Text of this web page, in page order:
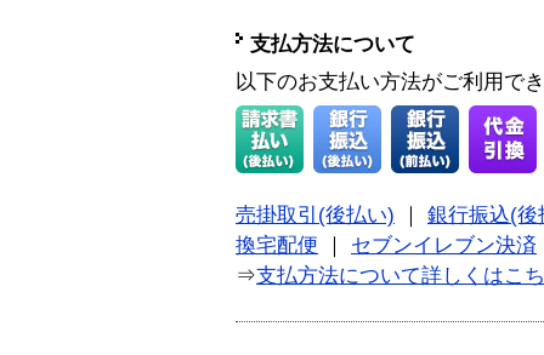
支払方法について
以下のお支払い方法がご利用で
売掛取引(後払い)
銀行振込(後
換宅配便
セブンイレブン決済
⇒支払方法について詳しくはこ